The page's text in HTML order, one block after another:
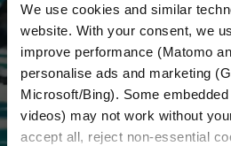
We use cookies and similar
website. With your consent, we
improve performance (Matomo
personalise ads and marketing
Microsoft/Bing). Some
videos) may not work without
accept all, reject non-essential
uns und alles rund um die
in
E-mail